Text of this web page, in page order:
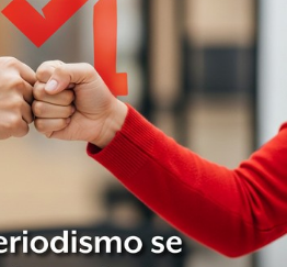
Rabbit Peter Rabbit,2018)
Domhnall Gleeson, Elizabeth